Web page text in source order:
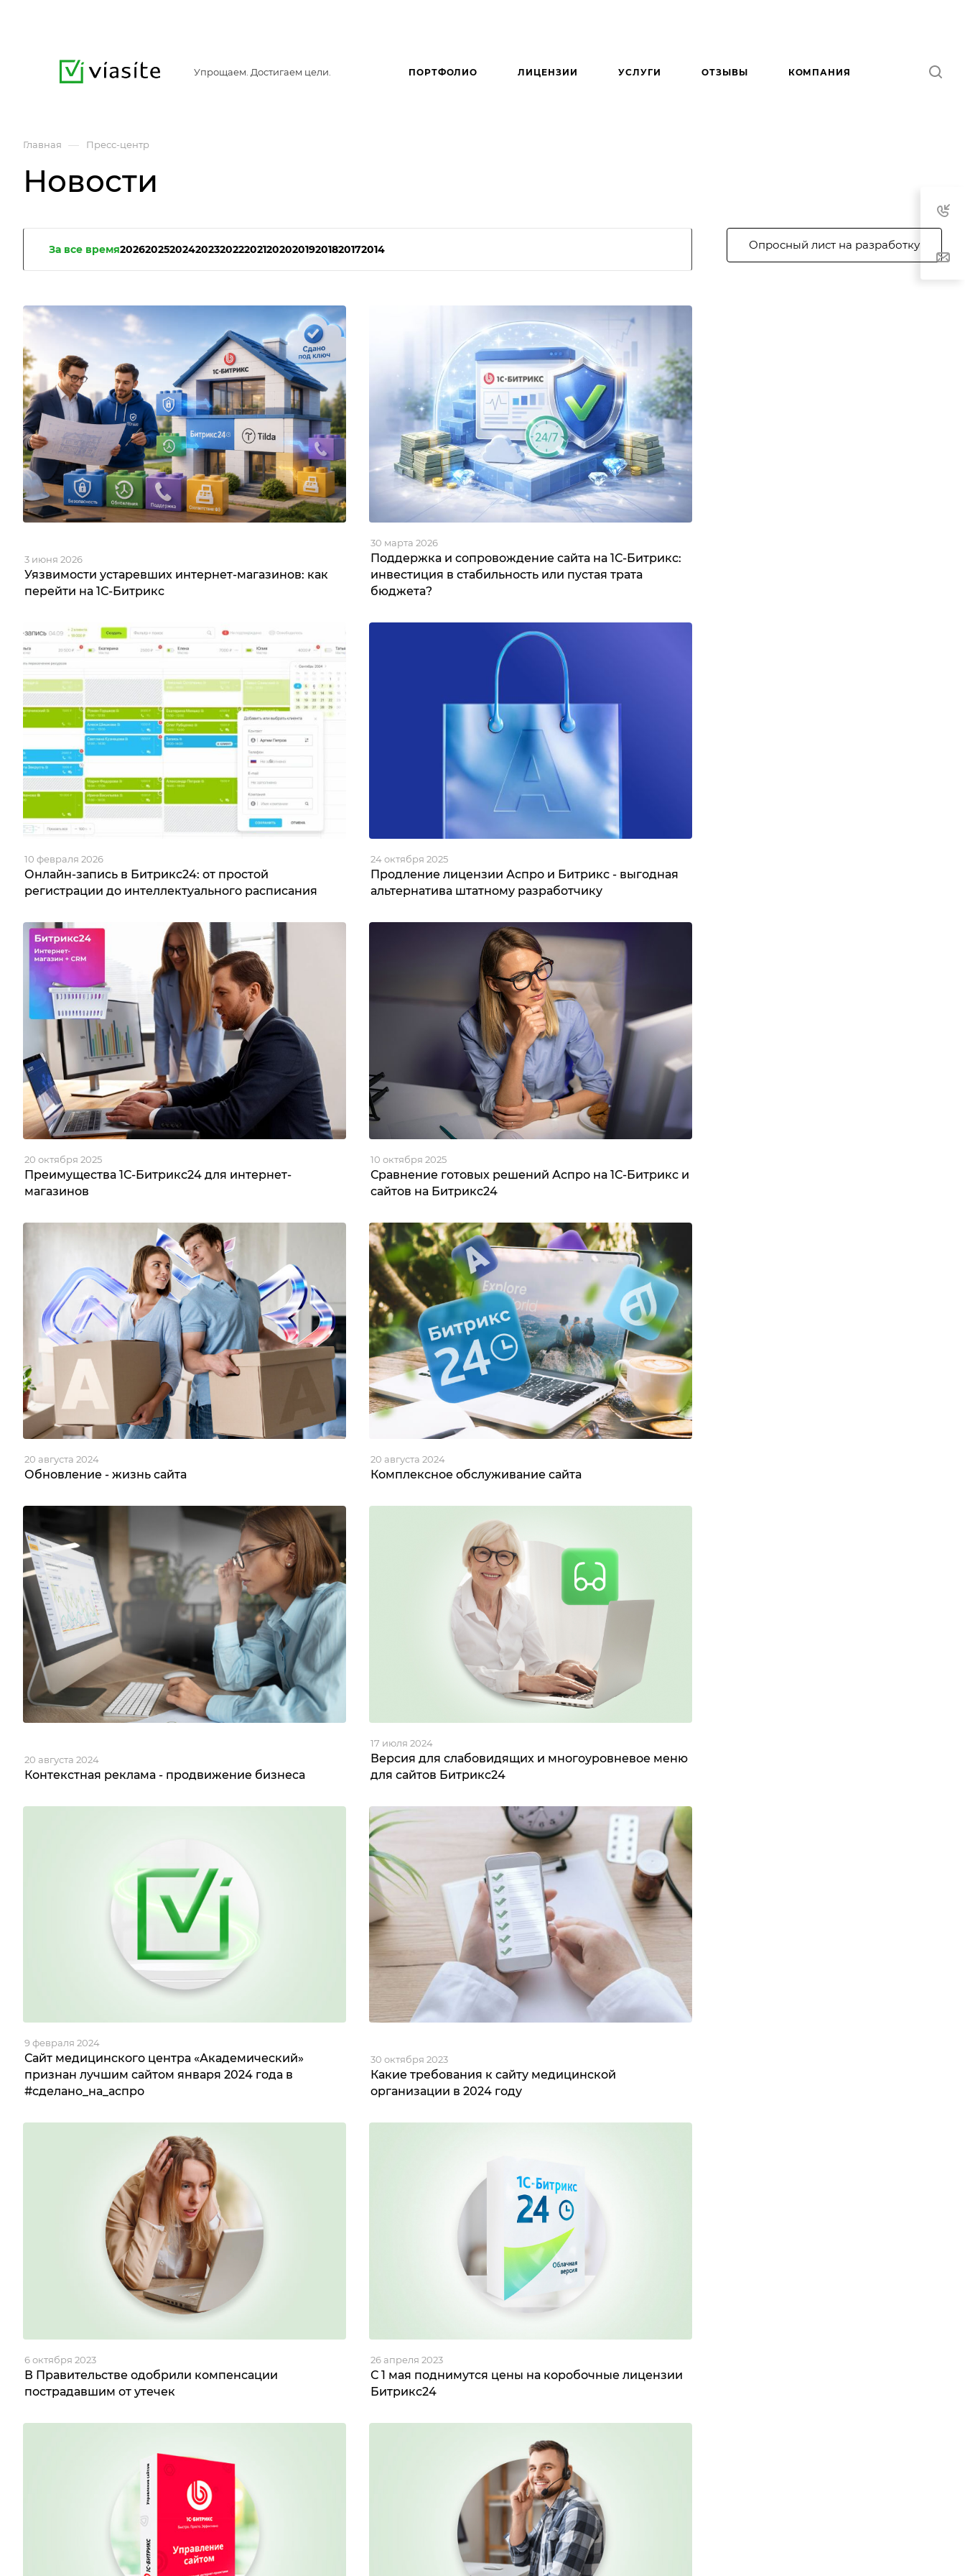
Упрощаем. Достигаем цели. ПОРТФОЛИО ЛИЦЕНЗИИ УСЛУГИ ОТЗЫВЫ КОМПАНИЯ
Главная — Пресс-центр
Новости
За все время20262025202420232022202120202019201820172014
Уязвимости устаревших интернет-магазинов: как
перейти на 1С-Битрикс
3 июня 2026
Поддержка и сопровождение сайта на 1С-Битрикс:
инвестиция в стабильность или пустая трата
бюджета?
30 марта 2026
Онлайн-запись в Битрикс24: от простой
регистрации до интеллектуального расписания
10 февраля 2026
Продление лицензии Аспро и Битрикс - выгодная
альтернатива штатному разработчику
24 октября 2025
Преимущества 1С-Битрикс24 для интернет-
магазинов
20 октября 2025
Сравнение готовых решений Аспро на 1С-Битрикс и
сайтов на Битрикс24
10 октября 2025
Обновление - жизнь сайта
20 августа 2024
Комплексное обслуживание сайта
20 августа 2024
Контекстная реклама - продвижение бизнеса
20 августа 2024
Версия для слабовидящих и многоуровневое меню
для сайтов Битрикс24
17 июля 2024
Сайт медицинского центра «Академический»
признан лучшим сайтом января 2024 года в
#сделано_на_аспро
9 февраля 2024
Какие требования к сайту медицинской
организации в 2024 году
30 октября 2023
В Правительстве одобрили компенсации
пострадавшим от утечек
6 октября 2023
С 1 мая поднимутся цены на коробочные лицензии
Битрикс24
26 апреля 2023
Опросный лист на разработку